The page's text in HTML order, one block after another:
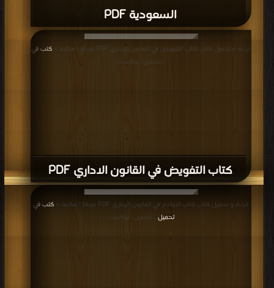
السعودية PDF
كتاب التفويض في القانون الاداري PDF
قراءة و تحميل كتاب كتاب التفويض في القانون الاداري PDF مجانا | مكتبة > كتب في
| التحميل : مرة/مرات
قراءة و تحميل كتاب كتاب التقادم في القانون الإداري PDF مجانا | مكتبة >
كتب في
تحميل
| التحميل : مرة/مرات